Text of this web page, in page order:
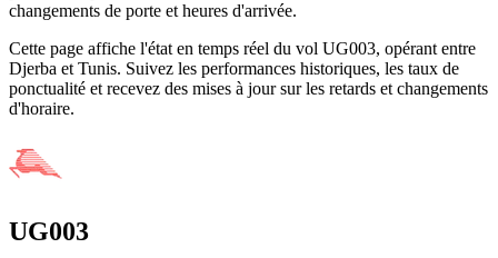
changements de porte et heures d'arrivée.
Cette page affiche l'état en temps réel du vol UG003, opérant entre
Djerba et Tunis. Suivez les performances historiques, les taux de
ponctualité et recevez des mises à jour sur les retards et changements
d'horaire.
UG003